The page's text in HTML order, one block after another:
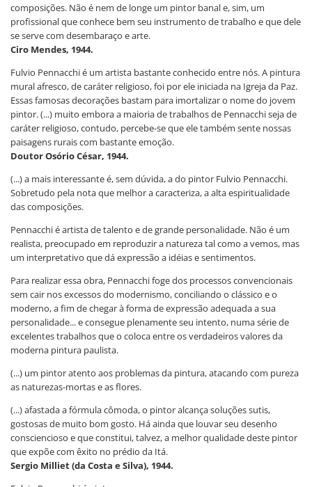
composições. Não é nem de longe um pintor banal e, sim, um
profissional que conhece bem seu instrumento de trabalho e que dele
se serve com desembaraço e arte.
Ciro Mendes, 1944.
Fulvio Pennacchi é um artista bastante conhecido entre nós. A pintura
mural afresco, de caráter religioso, foi por ele iniciada na Igreja da Paz.
Essas famosas decorações bastam para imortalizar o nome do jovem
pintor. (...) muito embora a maioria de trabalhos de Pennacchi seja de
caráter religioso, contudo, percebe-se que ele também sente nossas
paisagens rurais com bastante emoção.
Doutor Osório César, 1944.
(...) a mais interessante é, sem dúvida, a do pintor Fulvio Pennacchi.
Sobretudo pela nota que melhor a caracteriza, a alta espiritualidade
das composições.
Pennacchi é artista de talento e de grande personalidade. Não é um
realista, preocupado em reproduzir a natureza tal como a vemos, mas
um interpretativo que dá expressão a idéias e sentimentos.
Para realizar essa obra, Pennacchi foge dos processos convencionais
sem cair nos excessos do modernismo, conciliando o clássico e o
moderno, a fim de chegar à forma de expressão adequada a sua
personalidade... e consegue plenamente seu intento, numa série de
excelentes trabalhos que o coloca entre os verdadeiros valores da
moderna pintura paulista.
(...) um pintor atento aos problemas da pintura, atacando com pureza
as naturezas-mortas e as flores.
(...) afastada a fórmula cômoda, o pintor alcança soluções sutis,
gostosas de muito bom gosto. Há ainda que louvar seu desenho
consciencioso e que constitui, talvez, a melhor qualidade deste pintor
que expõe com êxito no prédio da Itá.
Sergio Milliet (da Costa e Silva), 1944.